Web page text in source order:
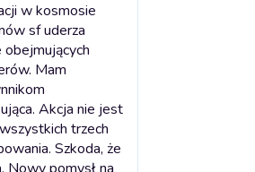
w kosmosie
sf uderza
Mam
Akcja nie jest
trzech
Szkoda, że